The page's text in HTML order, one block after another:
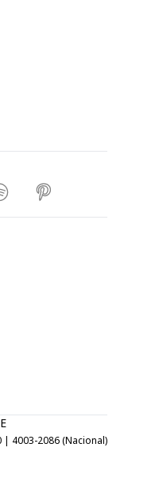
| 4003-2086 (Nacional)